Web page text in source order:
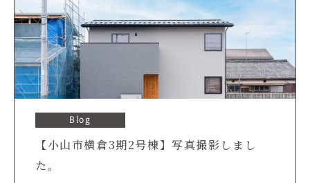
Blog
【小山市横倉3期2号棟】写真撮影しまし
た。